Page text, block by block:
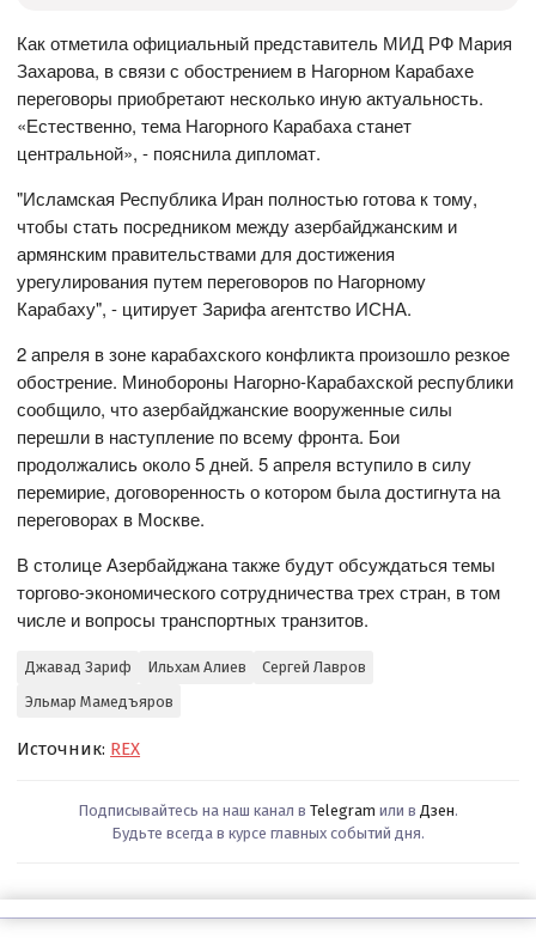
Как отметила официальный представитель МИД РФ Мария
Захарова, в связи с обострением в Нагорном Карабахе
переговоры приобретают несколько иную актуальность.
«Естественно, тема Нагорного Карабаха станет
центральной», - пояснила дипломат.
"Исламская Республика Иран полностью готова к тому,
чтобы стать посредником между азербайджанским и
армянским правительствами для достижения
урегулирования путем переговоров по Нагорному
Карабаху", - цитирует Зарифа агентство ИСНА.
2 апреля в зоне карабахского конфликта произошло резкое
обострение. Минобороны Нагорно-Карабахской республики
сообщило, что азербайджанские вооруженные силы
перешли в наступление по всему фронта. Бои
продолжались около 5 дней. 5 апреля вступило в силу
перемирие, договоренность о котором была достигнута на
переговорах в Москве.
В столице Азербайджана также будут обсуждаться темы
торгово-экономического сотрудничества трех стран, в том
числе и вопросы транспортных транзитов.
Джавад Зариф Ильхам Алиев
Сергей Лавров
Эльмар Мамедъяров
Источник: REX
Подписывайтесь на наш канал в Telegram или в Дзен.
Будьте всегда в курсе главных событий дня.